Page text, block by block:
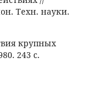
Техн. науки.
крупных
243 с.